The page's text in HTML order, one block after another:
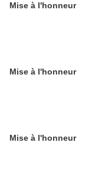
Mise à l'honneur
Mise à l'honneur
Mise à l'honneur